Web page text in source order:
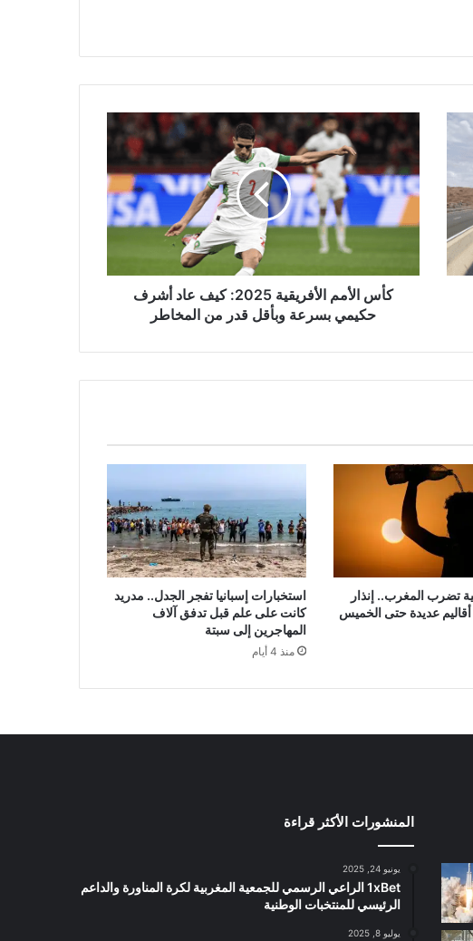
كأس
الأمم
الأفريقية
2025:
كيف
عاد
بسرعة
وبأقل
المخاطر
كأس الأمم الأفريقية 2025: كيف عاد أشرف
حكيمي بسرعة وبأقل قدر من المخاطر
تضرب المغرب.. إنذار
عديدة حتى الخميس
استخبارات إسبانيا تفجر الجدل.. مدريد
كانت على علم قبل تدفق آلاف
المهاجرين إلى سبتة
منذ 4 أيام
المنشورات الأكثر قراءة
يونيو 24, 2025
1xBet الراعي الرسمي للجمعية المغربية لكرة المناورة والداعم
الرئيسي للمنتخبات الوطنية
يوليو 8, 2025